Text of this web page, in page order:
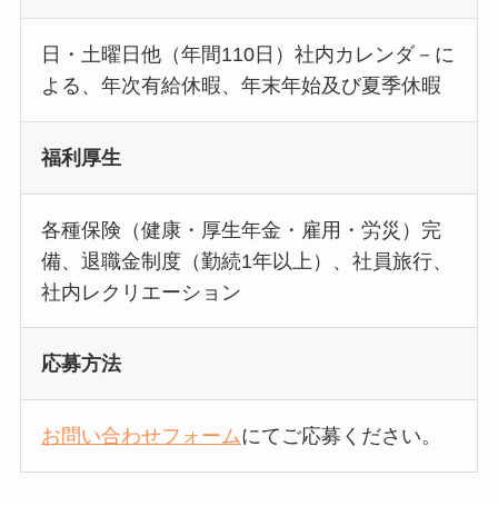
日・土曜日他（年間110日）社内カレンダ－に
よる、年次有給休暇、年末年始及び夏季休暇
福利厚生
各種保険（健康・厚生年金・雇用・労災）完
備、退職金制度（勤続1年以上）、社員旅行、
社内レクリエーション
応募方法
お問い合わせフォームにてご応募ください。